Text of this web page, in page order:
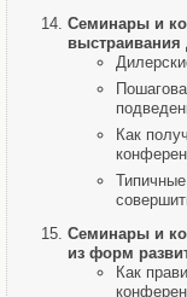
Семинары и
выстраивания
Как
Семинары и
из форм
Как